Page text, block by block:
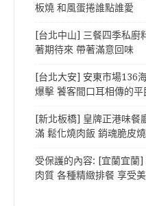
板燒 和風蛋捲誰點誰愛
[台北中山] 三餐四季私
著期待來 帶著滿意回味
[台北大安] 安東市場136
爆擊 饕客間口耳相傳的平
[新北板橋] 皇牌正港味餐
滿 鬆化燒肉飯 銷魂脆皮
受保護的內容: [宜蘭宜蘭
肉質 各種精緻排餐 享受